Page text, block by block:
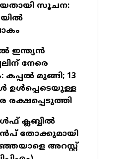
സൂചന:
ഇന്ത്യൻ
നേരെ
മുങ്ങി; 13
ഉൾപ്പെടെയുള്ള
രക്ഷപ്പെടുത്തി
ക്ലബ്ബിൽ
തോക്കുമായി
അറസ്റ്റ്